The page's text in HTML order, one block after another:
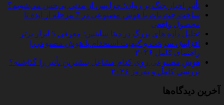
تأثیر اخبار جنگ بر روان؛ چرا پس از مدتی بی‌حس می‌شویم؟
ساخت چت‌ بات با هوش مصنوعی در 7 مرحله از ایده تا
محصول واقعی
تحلیل داده‌ های بزرگ در دیتا ساینس: معرفی 5 ابزار برتر
افزایش سرعت و کیفیت استخدام با هوش مصنوعی |
راهنمای کامل ۲۰۲۶
هوش مصنوعی روی کدام مشاغل بیشترین تأثیر را گذاشته؟
بررسی کامل و به‌روز ۲۰۲۶
آخرین دیدگاه‌ها